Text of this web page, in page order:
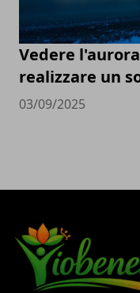
Vedere
realizzare un
03/09/2025